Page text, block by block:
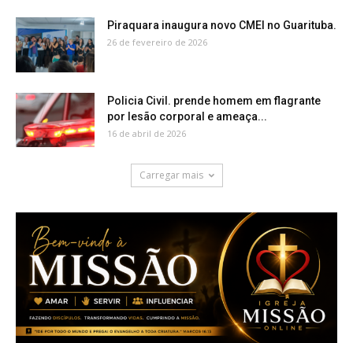
Piraquara inaugura novo CMEI no Guarituba.
26 de fevereiro de 2026
Policia Civil. prende homem em flagrante
por lesão corporal e ameaça...
16 de abril de 2026
Carregar mais